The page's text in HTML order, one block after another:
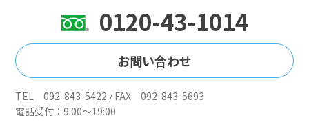
0120-43-1014
お問い合わせ
TEL 092-843-5422 / FAX 092-843-5693
電話受付：9:00～19:00